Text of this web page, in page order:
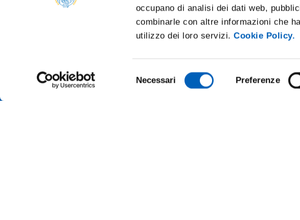
occupano di analisi dei dati web,
combinarle con altre informazioni che
utilizzo dei loro servizi.Cookie Policy.
del
Necessari Preferenze